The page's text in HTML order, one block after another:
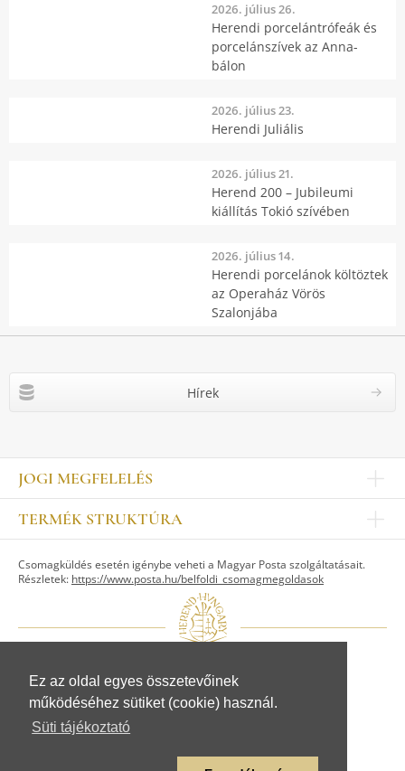
Ez az oldal egyes összetevőinek
működéséhez sütiket (cookie) használ.
Süti tájékoztató
2026. július 26.
Herendi porcelántrófeák és
porcelánszívek az Anna-
bálon
2026. július 23.
Herendi Juliális
2026. július 21.
Herend 200 – Jubileumi
kiállítás Tokió szívében
2026. július 14.
Herendi porcelánok költöztek
az Operaház Vörös
Szalonjába
Hírek
JOGI MEGFELELÉS
Impresszum
Kapcsolat
Jogi nyilatkozat
Üzletszabályzat
Adattovábbítási nyilatkozat
TERMÉK STRUKTÚRA
ASZTALKULTÚRA
Kannák, cukortartók
Szervíz kiegészítők
FIGURÁK
Csomagküldés esetén igénybe veheti a Magyar Posta szolgáltatásait.
Részletek: https://www.posta.hu/belfoldi_csomagmegoldasok
© Herendi Porcelánmanufaktúra Zrt.
www.herend.com